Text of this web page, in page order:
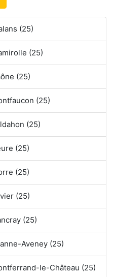
(25)
(25)
(25)
(25)
(25)
(25)
(25)
(25)
(25)
Aveney (25)
le-Château (25)